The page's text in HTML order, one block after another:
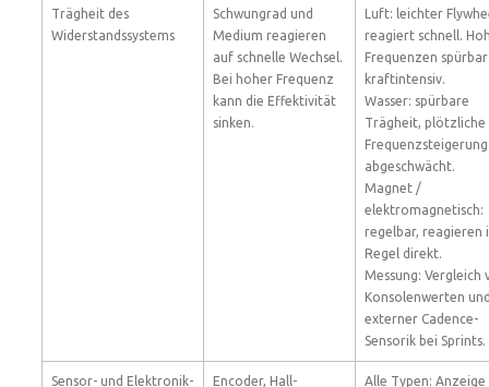
Trägheit des
Widerstandssystems
Schwungrad und
Medium reagieren
auf schnelle Wechsel.
Bei hoher Frequenz
kann die Effektivität
sinken.
Luft: leichter
reagiert schnell.
Frequenzen spürbar
kraftintensiv.
Wasser: spürbare
Trägheit, plötzliche
Frequenzsteigerung
abgeschwächt.
Magnet /
elektromagnetisch:
regelbar, reagieren
Regel direkt.
Messung: Vergleich
Konsolenwerten
externer Cadence-
Sensorik bei Sprints.
Sensor- und Elektronik- Encoder, Hall- Alle Typen: Anzeige